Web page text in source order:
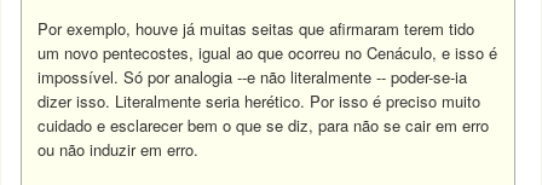
Por exemplo, houve já muitas seitas que afirmaram terem tido
um novo pentecostes, igual ao que ocorreu no Cenáculo, e isso é
impossível. Só por analogia --e não literalmente -- poder-se-ia
dizer isso. Literalmente seria herético. Por isso é preciso muito
cuidado e esclarecer bem o que se diz, para não se cair em erro
ou não induzir em erro.